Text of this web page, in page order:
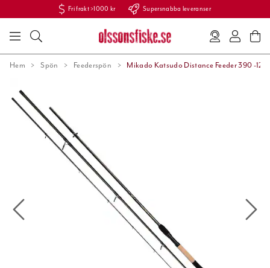
Fri frakt >1000 kr Supersnabba leveranser
Hem Spön Feederspön Mikado Katsudo Distance Feeder 390 -